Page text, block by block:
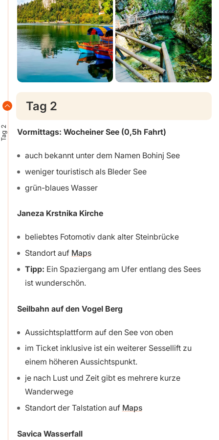
Tag 2
Tag 2
Vormittags: Wocheiner See (0,5h Fahrt)
auch bekannt unter dem Namen Bohinj See
weniger touristisch als Bleder See
grün-blaues Wasser
Janeza Krstnika Kirche
beliebtes Fotomotiv dank alter Steinbrücke
Standort auf Maps
Tipp: Ein Spaziergang am Ufer entlang des Sees
ist wunderschön.
Seilbahn auf den Vogel Berg
Aussichtsplattform auf den See von oben
im Ticket inklusive ist ein weiterer Sessellift zu
einem höheren Aussichtspunkt.
je nach Lust und Zeit gibt es mehrere kurze
Wanderwege
Standort der Talstation auf Maps
Savica Wasserfall